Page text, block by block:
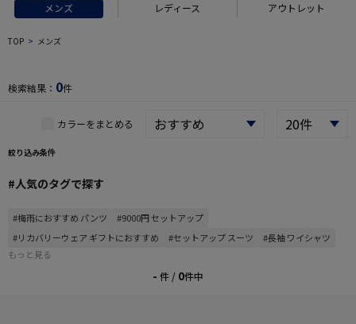
メンズ レディース アウトレット
TOP メンズ
検索結果： 0件
カラーをまとめる
絞り込み条件
#人気のタグで探す
#梅雨におすすめ パンツ
#9000円 セットアップ
#リカバリーウェア ギフトにおすすめ
#セットアップ スーツ
#長袖 ワイシャツ
もっと見る
- 件 / 0件中